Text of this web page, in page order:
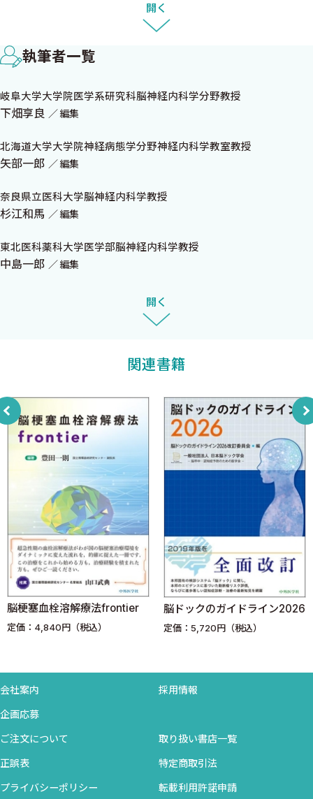
脊髄後角における一次求心性神経とミクログリアとのクロ
ストーク
まとめ
AIを用いた脳波研究の方向性
頭皮脳波判読のためのAI開発
AI開発のためのデータベース構築
AIモデルのfine tuning
2．神経病理
1 プリオン病における脳脊髄液バイオマーカーと治療開発
プリオン病のCSF中のバイオマーカー
Preclinical stageのCSFバイオマーカーの挑戦
2 剖検脳を用いた多系統萎縮症病態研究の最近の進展 〈他
GCIを形成するα—シヌクレインの起源
3 神経免疫の視点からみたアルツハイマー病の神経病理学
〈高尾昌樹 岩坪 威〉
近年の報告から
4 常染色体顕性遺伝性白質脳症とは何か：変わりつつあるそ
の疾患概念と位置づけ 〈小柳清光 木下通亨 吉田邦広〉
HDLSに関する歴史的経緯
CSF1R変異が確認され，大脳白質の広範な軸索脱落と腫大
軸索の出現を示すHDLS／ALSPの臨床，画像，神経病理学的所見
那須 — ハコラ病の臨床，画像，神経病理学的所見
3．生化学（分子生物学）
1 抗体を用いたin situビオチン標識法による非膜オルガネラ
構成因子の網羅的同定 〈高橋秀尚〉
In situビオチン標識法による核内構造体構成因子の同定
2 ミクログリアとアルツハイマー型認知症 〈前田泰宏 山
崎 亮 磯部紀子 加藤隆弘〉
ミクログリアの由来と機能
開く
執筆者一覧
岐阜大学大学院医学系研究科脳神経内科学分野教授
下畑享良 編集
北海道大学大学院神経病態学分野神経内科学教室教授
矢部一郎 編集
奈良県立医科大学脳神経内科学教授
杉江和馬 編集
東北医科薬科大学医学部脳神経内科学教授
中島一郎 編集
開く
関連書籍
脳梗塞血栓溶解療法frontier
定価：4,840円（税込）
脳ドックのガイドライン2026
定価：5,720円（税込）
会社案内 採用情報
企画応募
ご注文について 取り扱い書店一覧
正誤表 特定商取引法
プライバシーポリシー 転載利用許諾申請